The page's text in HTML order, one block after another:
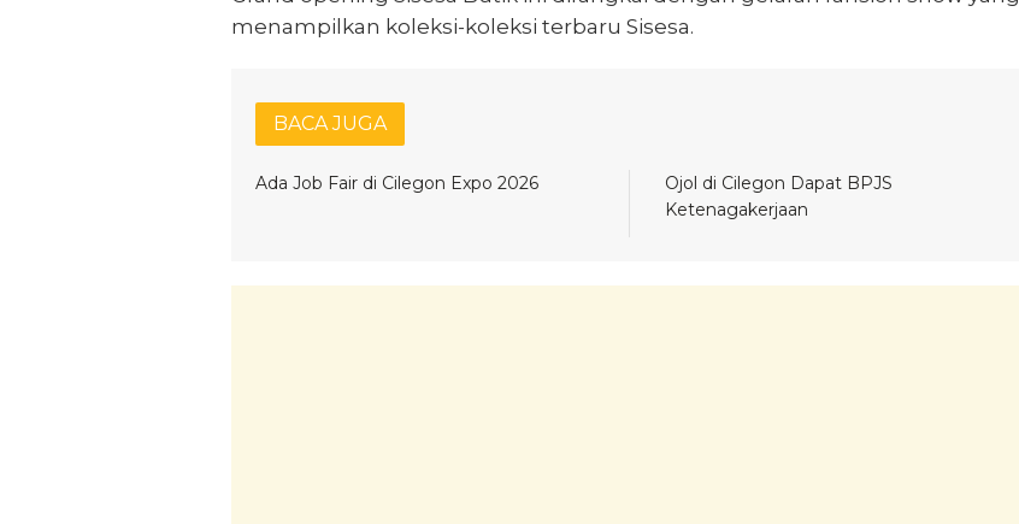
menampilkan koleksi-koleksi terbaru Sisesa.
BACA JUGA
Ada Job Fair di Cilegon Expo 2026
Ojol di Cilegon Dapat BPJS
Ketenagakerjaan